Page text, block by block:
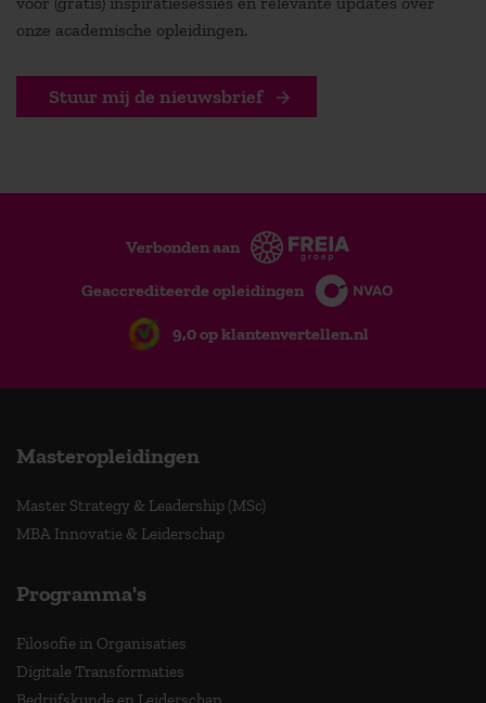
onze academische opleidingen.
Stuur mij de nieuwsbrief
Verbonden aan
Geaccrediteerde opleidingen
9,0 op klantenvertellen.nl
Masteropleidingen
Master Strategy & Leadership (MSc)
MBA Innovatie & Leiderschap
Programma's
Filosofie in Organisaties
Digitale Transformaties